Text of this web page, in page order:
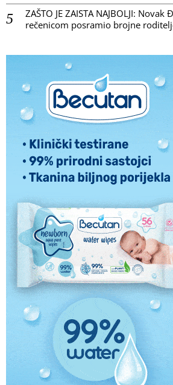
ZAŠTO JE ZAISTA NAJBOLJI:
rečenicom posramio brojne